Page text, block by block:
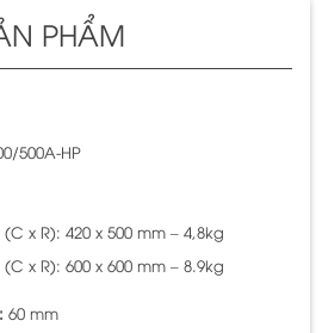
PHẨM
500A-HP
(C x R): 420 x 500 mm – 4,8kg
(C x R): 600 x 600 mm – 8.9kg
60 mm